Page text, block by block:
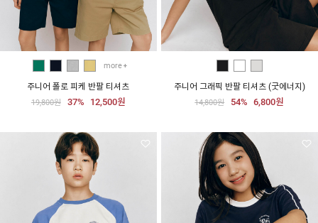
more
주니어 폴로 피케 반팔 티셔츠
19,800원 37% 12,500원
주니어 그래픽 반팔 티셔츠 (굿에너지)
14,800원 54% 6,800원